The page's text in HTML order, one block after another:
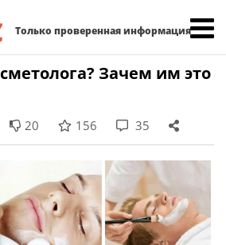
Только проверенная информация
Зачем им это
20 156 35